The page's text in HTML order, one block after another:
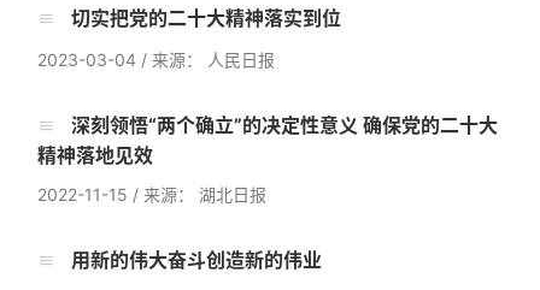
切实把党的二十大精神落实到位
2023-03-04 / 来源： 人民日报
深刻领悟“两个确立”的决定性意义 确保党的二十大
精神落地见效
2022-11-15 / 来源： 湖北日报
用新的伟大奋斗创造新的伟业